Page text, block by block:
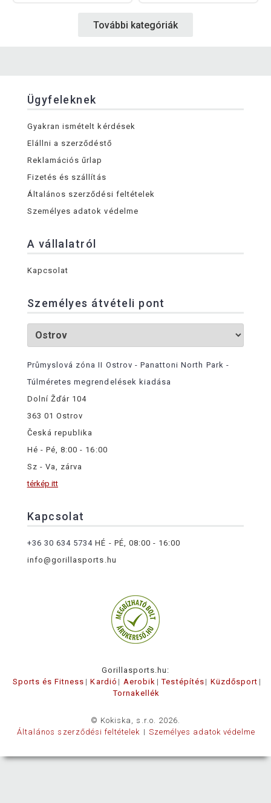
További kategóriák
Ügyfeleknek
Gyakran ismételt kérdések
Elállni a szerződéstő
Reklamációs űrlap
Fizetés és szállítás
Általános szerződési feltételek
Személyes adatok védelme
A vállalatról
Kapcsolat
Személyes átvételi pont
Průmyslová zóna II Ostrov - Panattoni North Park -
Túlméretes megrendelések kiadása
Dolní Žďár 104
363 01 Ostrov
Česká republika
Hé - Pé, 8:00 - 16:00
Sz - Va, zárva
térkép itt
Kapcsolat
+36 30 634 5734 HÉ - PÉ, 08:00 - 16:00
info@gorillasports.hu
Gorillasports.hu:
Sports és Fitness
Kardió Aerobik Testépítés
Küzdősport
Tornakellék
© Kokiska, s.r.o. 2026.
Általános szerződési feltételek
Személyes adatok védelme